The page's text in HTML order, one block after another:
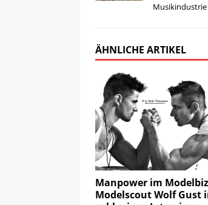
Musikindustrie
ÄHNLICHE ARTIKEL
Manpower im
Modelscout Wolf Gust